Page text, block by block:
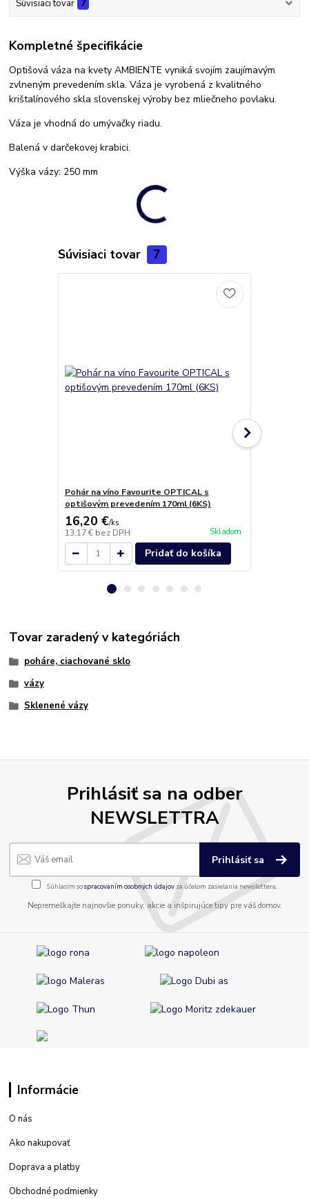
Súvisiaci tovar 7
Kompletné špecifikácie
Optišová váza na kvety AMBIENTE vyniká svojím zaujímavým
zvlneným prevedením skla. Váza je vyrobená z kvalitného
krištalínového skla slovenskej výroby bez mliečneho povlaku.
Váza je vhodná do umývačky riadu.
Balená v darčekovej krabici.
Výška vázy: 250 mm
Súvisiaci tovar 7
Pohár na víno Favourite OPTICAL s
optišovým prevedením 170ml (6KS)
16,20 €/ks
13,17 € bez DPH Skladom
Pridať do košíka
Tovar zaradený v kategóriách
poháre, ciachované sklo
vázy
Sklenené vázy
Prihlásiť sa na odber
NEWSLETTRA
Prihlásiť sa
Súhlasím sospracovaním osobných údajov za účelom zasielania newslettera.
Nepremeškajte najnovšie ponuky, akcie a inšpirujúce tipy pre váš domov.
Informácie
O nás
Ako nakupovať
Doprava a platby
Obchodné podmienky